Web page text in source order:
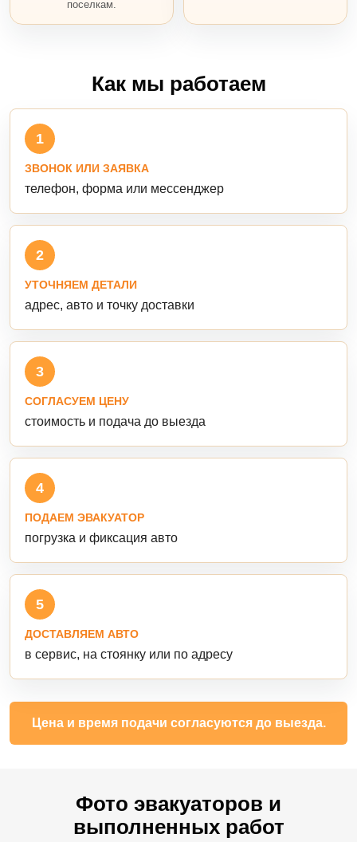
поселкам.
Как мы работаем
1
ЗВОНОК ИЛИ ЗАЯВКА
телефон, форма или мессенджер
2
УТОЧНЯЕМ ДЕТАЛИ
адрес, авто и точку доставки
3
СОГЛАСУЕМ ЦЕНУ
стоимость и подача до выезда
4
ПОДАЕМ ЭВАКУАТОР
погрузка и фиксация авто
5
ДОСТАВЛЯЕМ АВТО
в сервис, на стоянку или по адресу
Цена и время подачи согласуются до выезда.
Фото эвакуаторов и
выполненных работ